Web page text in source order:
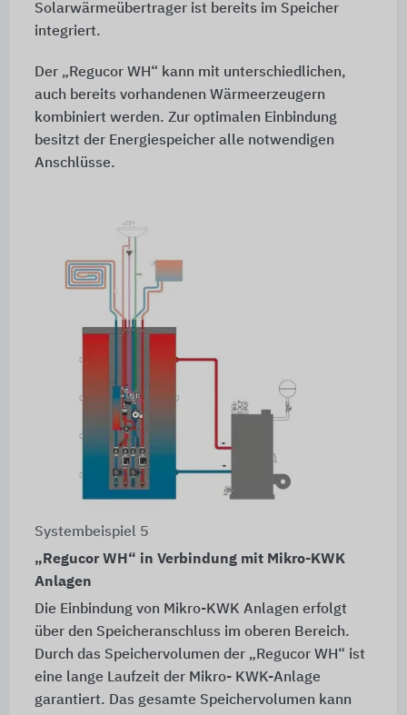
Solarwärmeübertrager ist bereits im Speicher
integriert.
Der „Regucor WH“ kann mit unterschiedlichen,
auch bereits vorhandenen Wärmeerzeugern
kombiniert werden. Zur optimalen Einbindung
besitzt der Energiespeicher alle notwendigen
Anschlüsse.
Systembeispiel 5
„Regucor WH“ in Verbindung mit Mikro-KWK
Anlagen
Die Einbindung von Mikro-KWK Anlagen erfolgt
über den Speicheranschluss im oberen Bereich.
Durch das Speichervolumen der „Regucor WH“ ist
eine lange Laufzeit der Mikro- KWK-Anlage
garantiert. Das gesamte Speichervolumen kann